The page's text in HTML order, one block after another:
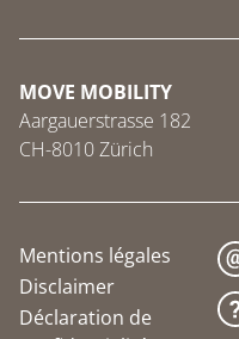
MOVE MOBILITY
Aargauerstrasse 182
CH-8010 Zürich
Mentions légales
Disclaimer
Déclaration de